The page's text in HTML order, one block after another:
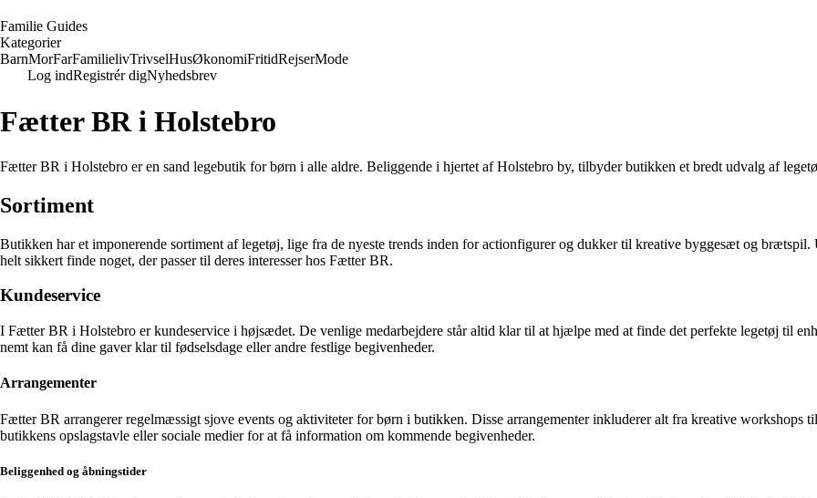
Familie Guides
Kategorier
BarnMorFarFamilielivTrivselHusØkonomiFritidRejserMode
Log indRegistrér digNyhedsbrev
Fætter BR i Holstebro
Fætter BR i Holstebro er en sand legebutik for børn i alle aldre. Beliggende i hjertet af Holstebro by, tilbyder butikken et bredt udvalg af
Sortiment
Butikken har et imponerende sortiment af legetøj, lige fra de nyeste trends inden for actionfigurer og dukker til kreative byggesæt og
helt sikkert finde noget, der passer til deres interesser hos Fætter BR.
Kundeservice
I Fætter BR i Holstebro er kundeservice i højsædet. De venlige medarbejdere står altid klar til at hjælpe med at finde det perfekte legetøj til
nemt kan få dine gaver klar til fødselsdage eller andre festlige begivenheder.
Arrangementer
Fætter BR arrangerer regelmæssigt sjove events og aktiviteter for børn i butikken. Disse arrangementer inkluderer alt fra kreative workshops
butikkens opslagstavle eller sociale medier for at få information om kommende begivenheder.
Beliggenhed og åbningstider